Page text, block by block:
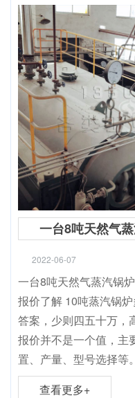
一台8吨天然气
2022-06-07
一台8吨天然气蒸汽锅
报价了解 10吨蒸汽锅
答案，少则四五十万，
报价并不是一个值，主
置、产量、型号选择等
查看更多+